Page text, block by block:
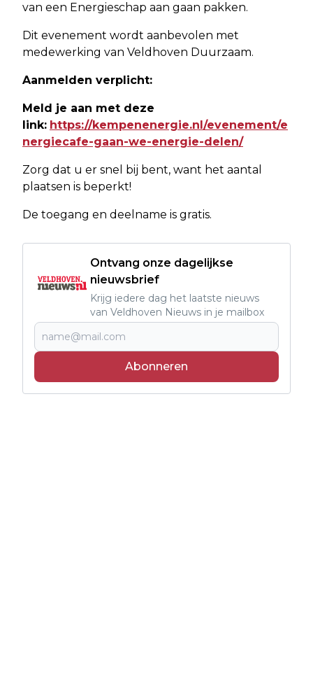
van een Energieschap aan gaan pakken.
Dit evenement wordt aanbevolen met
medewerking van Veldhoven Duurzaam.
Aanmelden verplicht:
Meld je aan met deze
link: https://kempenenergie.nl/evenement/e
nergiecafe-gaan-we-energie-delen/
Zorg dat u er snel bij bent, want het aantal
plaatsen is beperkt!
De toegang en deelname is gratis.
Ontvang onze dagelijkse
nieuwsbrief
Krijg iedere dag het laatste nieuws
van Veldhoven Nieuws in je mailbox
Abonneren